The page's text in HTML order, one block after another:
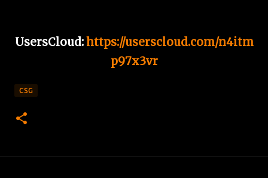
UsersCloud:https://userscloud.com/n4itm
p97x3vr
CSG